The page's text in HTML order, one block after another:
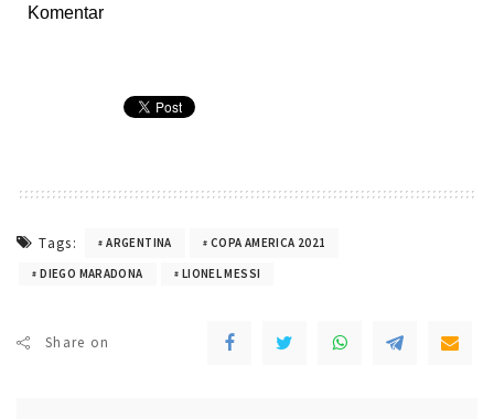
Komentar
Tags: ARGENTINA
COPA AMERICA 2021
DIEGO MARADONA
LIONEL MESSI
Share on